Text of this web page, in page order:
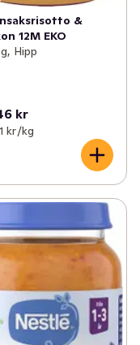
&
12M EKO
Hipp
kr
kr /kg